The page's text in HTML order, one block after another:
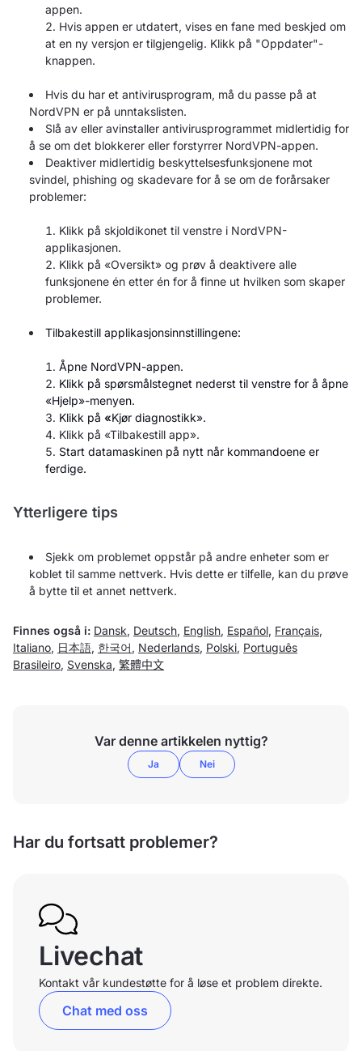
appen.
Hvis appen er utdatert, vises en fane med beskjed om
at en ny versjon er tilgjengelig. Klikk på "Oppdater"-
knappen.
Hvis du har et antivirusprogram, må du passe på at
NordVPN er på unntakslisten.
Slå av eller avinstaller antivirusprogrammet midlertidig for
å se om det blokkerer eller forstyrrer NordVPN-appen.
Deaktiver midlertidig beskyttelsesfunksjonene mot
svindel, phishing og skadevare for å se om de forårsaker
problemer:
Klikk på skjoldikonet til venstre i NordVPN-
applikasjonen.
Klikk på «Oversikt» og prøv å deaktivere alle
funksjonene én etter én for å finne ut hvilken som skaper
problemer.
Tilbakestill applikasjonsinnstillingene:
Åpne NordVPN-appen.
Klikk på spørsmålstegnet nederst til venstre for å åpne
«Hjelp»-menyen.
Klikk på «Kjør diagnostikk».
Klikk på «Tilbakestill app».
Start datamaskinen på nytt når kommandoene er
ferdige.
Ytterligere tips
Sjekk om problemet oppstår på andre enheter som er
koblet til samme nettverk. Hvis dette er tilfelle, kan du prøve
å bytte til et annet nettverk.
Finnes også i: Dansk, Deutsch, English, Español, Français,
Italiano, 日本語, 한국어 , Nederlands, Polski, Português
Brasileiro, Svenska, 繁體中文
Var denne artikkelen nyttig?
Ja Nei
Har du fortsatt problemer?
Livechat
Kontakt vår kundestøtte for å løse et problem direkte.
Chat med oss